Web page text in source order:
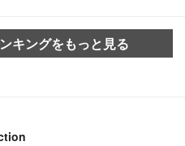
キングをもっと見る